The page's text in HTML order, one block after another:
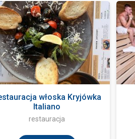
włoska Kryjówka
Italiano
restauracja